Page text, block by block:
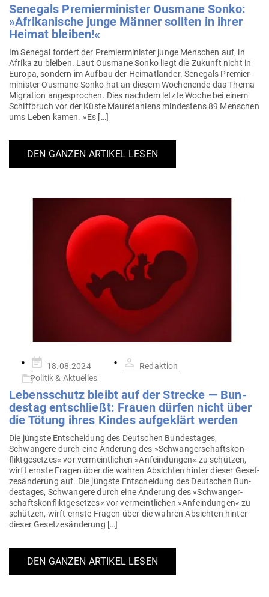
Senegals Pre­mier­mi­nister Ousmane Sonko:
»Afri­ka­nische junge Männer sollten in ihrer
Heimat bleiben!«
Im Senegal fordert der Pre­mier­mi­nister junge Men­schen auf, in
Afrika zu bleiben. Laut Ousmane Sonko liegt die Zukunft nicht in
Europa, sondern im Aufbau der Hei­mat­länder. Senegals Pre­mier­
mi­nister Ousmane Sonko hat an diesem Wochenende das Thema
Migration ange­sprochen. Dies nachdem letzte Woche bei einem
Schiff­bruch vor der Küste Mau­re­ta­niens min­destens 89 Men­schen
ums Leben kamen. »Es […]
DEN GANZEN ARTIKEL LESEN
Gepostet
am
18.08.2024
Redaktion
Politik & Aktuelles
Lebens­schutz bleibt auf der Strecke — Bun­
destag ent­schließt: Frauen dürfen nicht über
die Tötung ihres Kindes auf­ge­klärt werden
Die jüngste Ent­scheidung des Deut­schen Bun­des­tages,
Schwangere durch eine Änderung des »Schwan­ger­schafts­kon­
flikt­ge­setzes« vor ver­meint­lichen »Anfein­dungen« zu schützen,
wirft ernste Fragen über die wahren Absichten hinter dieser Geset­
zes­än­derung auf. Die jüngste Ent­scheidung des Deut­schen Bun­
des­tages, Schwangere durch eine Änderung des »Schwan­ger­
schafts­kon­flikt­ge­setzes« vor ver­meint­lichen »Anfein­dungen« zu
schützen, wirft ernste Fragen über die wahren Absichten hinter
dieser Gesetzesänderung […]
DEN GANZEN ARTIKEL LESEN